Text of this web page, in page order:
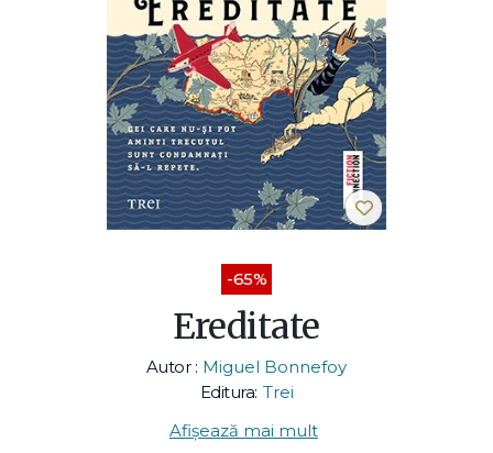
-65%
Ereditate
Autor : Miguel Bonnefoy
Editura: Trei
Afișează mai mult